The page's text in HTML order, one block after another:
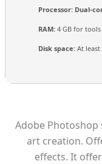
Processor: Dual-
RAM: 4 GB for tools
Disk space: At least
Adobe
art creation.
effects. It